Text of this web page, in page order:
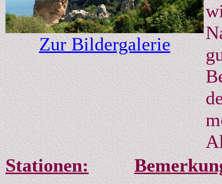
Zur Bildergalerie
Stationen: